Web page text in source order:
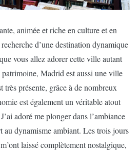
animée et riche en culture et en
d’une destination dynamique
vous allez adorer cette ville autant
Madrid est aussi une ville
très présente, grâce à de nombreux
est également un véritable atout
adoré me plonger dans l’ambiance
au dynamisme ambiant. Les trois jours
laissé complètement nostalgique,